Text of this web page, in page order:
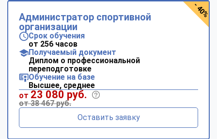
Администратор спортивной
организации
Срок обучения
от 256 часов
Получаемый документ
Диплом о профессиональной
переподготовке
Обучение на базе
Высшее, среднее
от 23 080 руб.
от 38 467 руб.
Оставить заявку
- 40%